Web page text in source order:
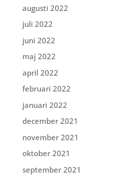
augusti 2022
juli 2022
juni 2022
maj 2022
april 2022
februari 2022
januari 2022
december 2021
november 2021
oktober 2021
september 2021